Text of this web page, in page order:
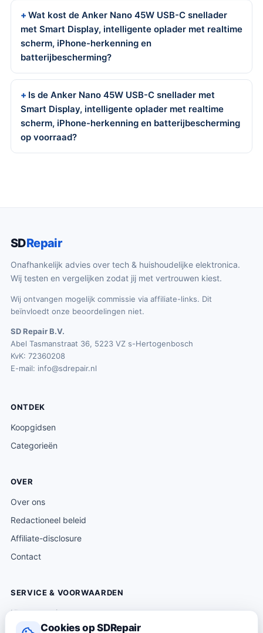
Cookies op SDRepair
Wat kost de Anker Nano 45W USB-C snellader
met Smart Display, intelligente oplader met realtime
scherm, iPhone-herkenning en
batterijbescherming?
Is de Anker Nano 45W USB-C snellader met
Smart Display, intelligente oplader met realtime
scherm, iPhone-herkenning en batterijbescherming
op voorraad?
SDRepair
Onafhankelijk advies over tech & huishoudelijke elektronica.
Wij testen en vergelijken zodat jij met vertrouwen kiest.
Wij ontvangen mogelijk commissie via affiliate-links. Dit
beïnvloedt onze beoordelingen niet.
SD Repair B.V.
Abel Tasmanstraat 36, 5223 VZ s-Hertogenbosch
KvK: 72360208
E-mail: info@sdrepair.nl
ONTDEK
Koopgidsen
Categorieën
OVER
Over ons
Redactioneel beleid
Affiliate-disclosure
Contact
SERVICE & VOORWAARDEN
Klantenservice
Verzending & levering